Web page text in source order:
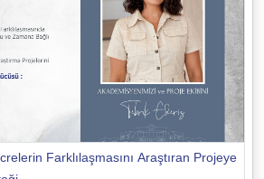
Farklılaşmasını Araştıran Projeye